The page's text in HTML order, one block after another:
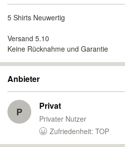
5 Shirts Neuwertig
Versand 5.10
Keine Rücknahme und Garantie
Anbieter
P Privat
Privater Nutzer
Zufriedenheit: TOP